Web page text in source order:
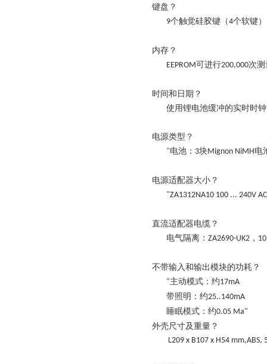
键盘？
9个触觉硅胶键（4个软键）
内存？
EEPROM可进行200,000次测
时间和日期？
使用锂电池缓冲的实时时钟
电源类型 ？
"电池： 3块Mignon NiMH电
电源适配器大小？
"ZA1312NA10 100 ... 240V AC
直流适配器电缆？
电气隔离： ZA2690-UK2 ，
不带输入和输出模块的功耗？
"主动模式：约17mA
带照明：约25..140mA
睡眠模式：约0.05 Ma"
外壳尺寸及重量？
L209 x B107 x H54 mm,ABS,